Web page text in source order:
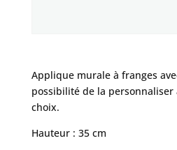
Applique murale à franges
possibilité de la personnaliser
choix.
Hauteur : 35 cm